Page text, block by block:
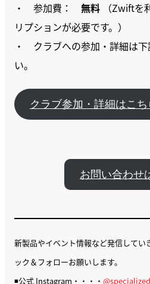
・ 参加費： 無料 （Zwiftを
リプションが必要です。）
・ クラブへの参加・詳細は
い。
クラブ参加・詳細はこち
お問い合わせ
新製品やイベント情報など発信してい
ック＆フォローお願いします。
◾️公式 Instagram・・・・